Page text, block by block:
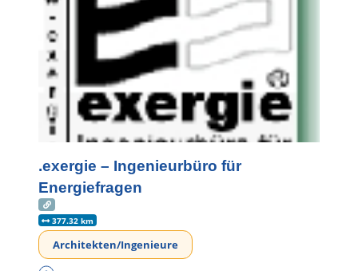
.exergie – Ingenieurbüro für
Energiefragen
377.32 km
Architekten/Ingenieure